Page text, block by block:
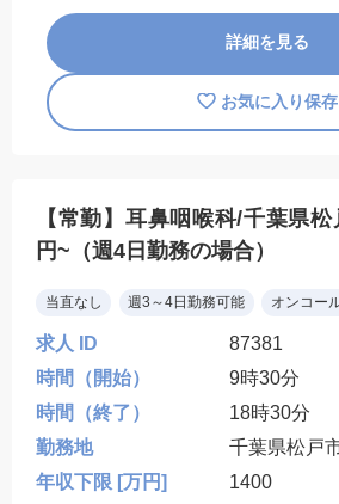
詳細を見る
お気に入り保存
【常勤】耳鼻咽喉科/千葉県
円~（週4日勤務の場合）
当直なし 週3～4日勤務可能 オンコー
求人 ID
87381
時間（開始）
9時30分
時間（終了）
18時30分
勤務地
千葉県松戸
年収下限 [万円]
1400